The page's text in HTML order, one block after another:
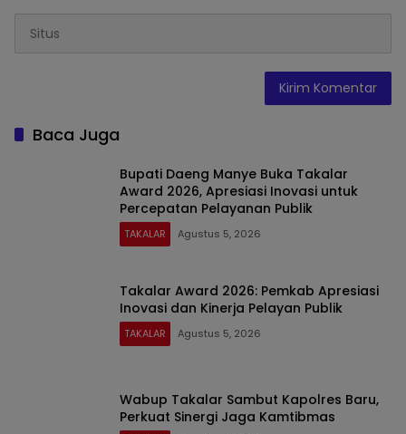
Baca Juga
Bupati Daeng Manye Buka Takalar
Award 2026, Apresiasi Inovasi untuk
Percepatan Pelayanan Publik
TAKALAR Agustus 5, 2026
Takalar Award 2026: Pemkab Apresiasi
Inovasi dan Kinerja Pelayan Publik
TAKALAR Agustus 5, 2026
Wabup Takalar Sambut Kapolres Baru,
Perkuat Sinergi Jaga Kamtibmas